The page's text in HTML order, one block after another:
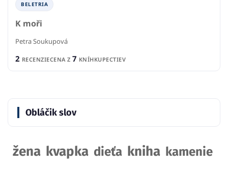
BELETRIA
K moři
Petra Soukupová
2 RECENZIECENA Z 7 KNÍHKUPECTIEV
Obláčik slov
žena kvapka dieťa kniha kamenie